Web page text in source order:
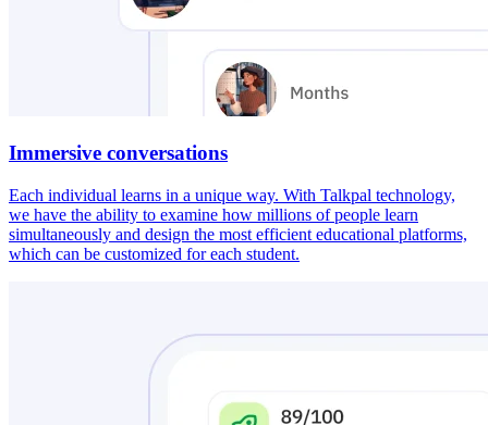
Immersive conversations
Each individual learns in a unique way. With Talkpal technology,
we have the ability to examine how millions of people learn
simultaneously and design the most efficient educational platforms,
which can be customized for each student.